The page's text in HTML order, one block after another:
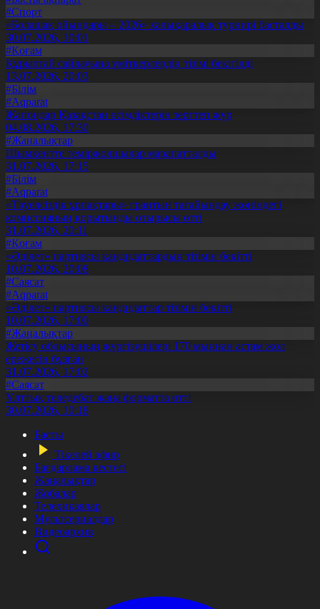
#Спорт
«Болашақ ойындары – 2026» халықаралық турнирі басталды
30.07.2026, 10:01
#Қоғам
Құрылтай сайлауына үміткерлердің тізімі бекітілді
13.07.2026, 20:03
#Білім
#Aqparat
Жапондар Қазақстан өсімдіктерін зерттеп жүр
04.08.2026, 17:30
#Жаңалықтар
Шымкентте теміржолшылар марапатталды
31.07.2026, 17:15
#Білім
#Aqparat
«Тәуелсіздік ұрпақтары» грантын тағайындау жөніндегі
комиссияның қорытынды отырысы өтті
31.07.2026, 20:11
#Қоғам
«Әділет» партиясы кандидаттардың тізімін бекітті
10.07.2026, 20:08
#Саясат
#Aqparat
«Әділет» партиясы кандидаттар тізімін бекітті
10.07.2026, 17:00
#Жаңалықтар
Жетісу облысының жүргізушілері 170 мыңнан астам жол
ережесін бұзған
31.07.2026, 17:02
#Саясат
Ұлттық теледебат жаңа форматта өтті
30.07.2026, 10:18
Басты
Тікелей эфир
Бағдарлама кестесі
Жаңалықтар
Жобалар
Телехикаялар
Мультсериалдар
Видеоархив